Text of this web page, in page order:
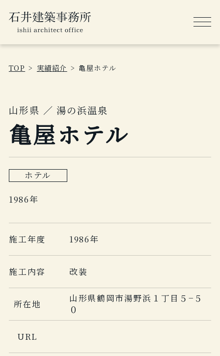
TOP 実績紹介 亀屋ホテル
山形県 ／ 湯の浜温泉
亀屋ホテル
ホテル
1986年
施工年度 1986年
施工内容 改装
所在地
山形県鶴岡市湯野浜１丁目５−５
０
URL